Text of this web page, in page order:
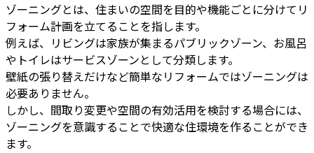
ゾーニングとは、住まいの空間を目的や機能ごとに分けてリ
フォーム計画を立てることを指します。
例えば、リビングは家族が集まるパブリックゾーン、お風呂
やトイレはサービスゾーンとして分類します。
壁紙の張り替えだけなど簡単なリフォームではゾーニングは
必要ありません。
しかし、間取り変更や空間の有効活用を検討する場合には、
ゾーニングを意識することで快適な住環境を作ることができ
ます。